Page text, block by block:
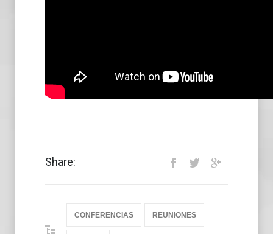
Share:
CONFERENCIAS REUNIONES